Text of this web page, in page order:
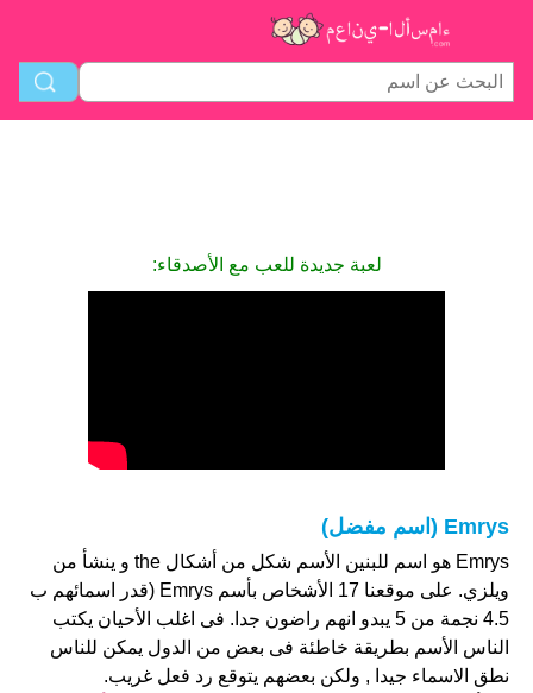
لعبة جديدة للعب مع الأصدقاء:
Emrys (اسم مفضل)
Emrys هو اسم للبنين الأسم شكل من أشكال the و ينشأ من
ويلزي. على موقعنا 17 الأشخاص بأسم Emrys (قدر اسمائهم ب
4.5 نجمة من 5 يبدو انهم راضون جدا. فى اغلب الأحيان يكتب
الناس الأسم بطريقة خاطئة فى بعض من الدول يمكن للناس
نطق الاسماء جيدا , ولكن بعضهم يتوقع رد فعل غريب.